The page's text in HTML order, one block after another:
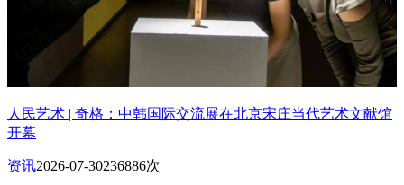
人民艺术 | 奇格：中韩国际交流展在北京宋庄当代艺术文献馆
开幕
资讯2026-07-30236886次